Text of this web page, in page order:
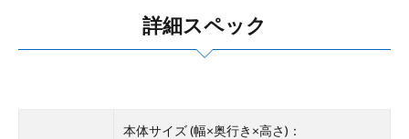
詳細スペック
本体サイズ (幅×奥行き×高さ)：